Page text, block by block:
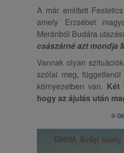
A már említett
amely Erzsébet
Meránból Budára
császárné azt mondja
Vannak olyan
szólal meg,
környezetben van. Két
hogy az ájulás után
©